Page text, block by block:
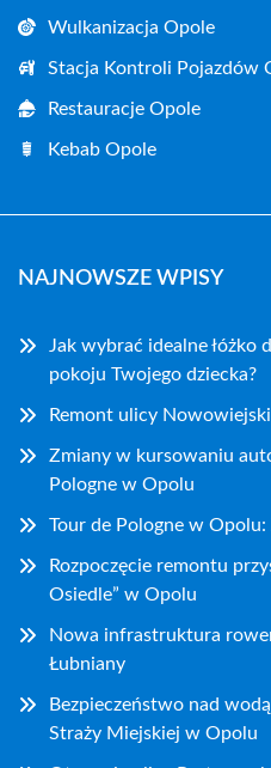
Wulkanizacja Opole
Stacja Kontroli Pojazdów
Restauracje Opole
Kebab Opole
NAJNOWSZE WPISY
Jak wybrać idealne łóżko
pokoju Twojego dziecka?
Remont ulicy
Zmiany w kursowaniu
Pologne w Opolu
Tour de Pologne w
Rozpoczęcie remontu
Osiedle” w Opolu
Nowa infrastruktura
Łubniany
Bezpieczeństwo nad
Straży Miejskiej w Opolu